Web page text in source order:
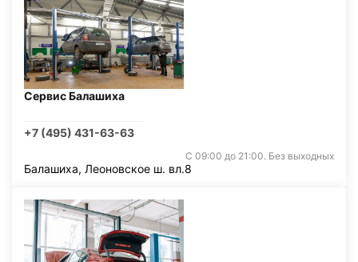
Сервис Балашиха
+7 (495) 431-63-63
С 09:00 до 21:00. Без выходных
Балашиха, Леоновское ш. вл.8